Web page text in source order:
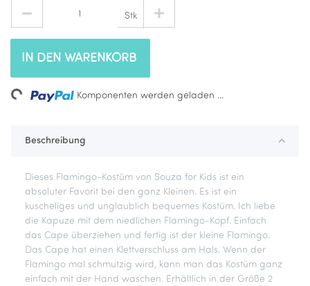
Stk
IN DEN WARENKORB
Komponenten werden geladen ...
Beschreibung
Dieses Flamingo-Kostüm von Souza for Kids ist ein
absoluter Favorit bei den ganz Kleinen. Es ist ein
kuscheliges und unglaublich bequemes Kostüm. Ich liebe
die Kapuze mit dem niedlichen Flamingo-Kopf. Einfach
das Cape überziehen und fertig ist der kleine Flamingo.
Das Cape hat einen Klettverschluss am Hals. Wenn der
Flamingo mal schmutzig wird, kann man das Kostüm ganz
einfach mit der Hand waschen. Erhältlich in der Größe 2